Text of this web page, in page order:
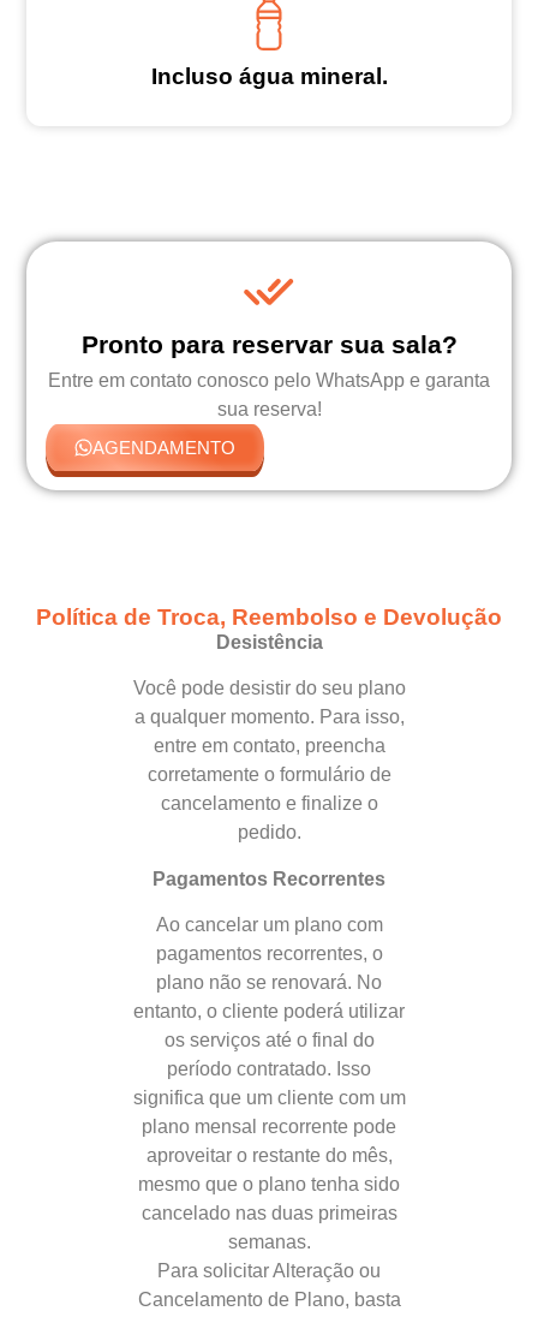
Incluso água mineral.
Pronto para reservar sua sala?
Entre em contato conosco pelo WhatsApp e garanta
sua reserva!
AGENDAMENTO
Política de Troca, Reembolso e Devolução
Desistência
Você pode desistir do seu plano
a qualquer momento. Para isso,
entre em contato, preencha
corretamente o formulário de
cancelamento e finalize o
pedido.
Pagamentos Recorrentes
Ao cancelar um plano com
pagamentos recorrentes, o
plano não se renovará. No
entanto, o cliente poderá utilizar
os serviços até o final do
período contratado. Isso
significa que um cliente com um
plano mensal recorrente pode
aproveitar o restante do mês,
mesmo que o plano tenha sido
cancelado nas duas primeiras
semanas.
Para solicitar Alteração ou
Cancelamento de Plano, basta